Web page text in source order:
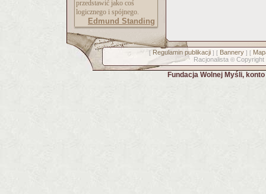
przedstawić jako coś
logicznego i spójnego.
Edmund Standing
[ Regulamin publikacji] [ Bannery] [
Racjonalista © Copyright
Fundacja Wolnej Myśli,